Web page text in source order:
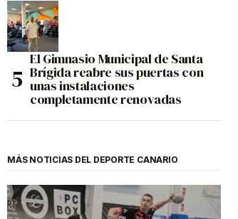
El Gimnasio Municipal de Santa
Brígida reabre sus puertas con
unas instalaciones
completamente renovadas
MÁS NOTICIAS DEL DEPORTE CANARIO